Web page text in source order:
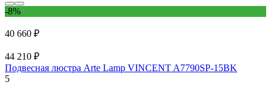
-8%
40 660 ₽
44 210 ₽
Подвесная люстра Arte Lamp VINCENT A7790SP-15BK
5